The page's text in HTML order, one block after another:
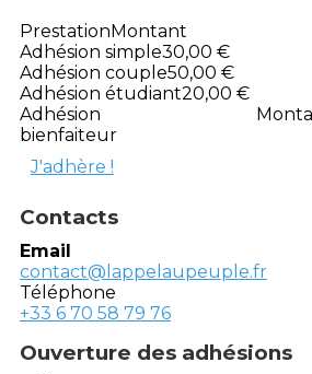
PrestationMontant
Adhésion simple30,00 €
Adhésion couple50,00 €
Adhésion étudiant20,00 €
Adhésion
bienfaiteur
J'adhère !
Contacts
Email
contact@lappelaupeuple.fr
Téléphone
+33 6 70 58 79 76
Ouverture des adhésions